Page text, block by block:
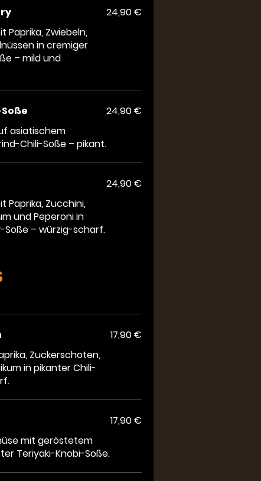
Paprika, Zwiebeln,
in cremiger
– mild und
24,90 €
asiatischem
Chili-Soße – pikant.
24,90 €
Paprika, Zucchini,
und Peperoni in
– würzig-scharf.
24,90 €
Zuckerschoten,
in pikanter Chili-
17,90 €
mit geröstetem
Teriyaki-Knobi-Soße.
17,90 €